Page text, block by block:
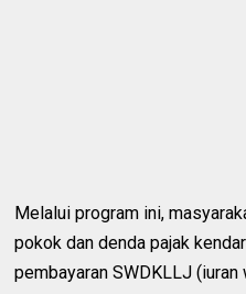
Melalui program ini,
pokok dan denda pajak
pembayaran SWDKLLJ (iuran